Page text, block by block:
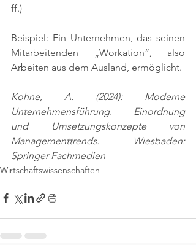
ff.)
Beispiel: Ein Unternehmen, das seinen
Mitarbeitenden „Workation“, also
Arbeiten aus dem Ausland, ermöglicht.
Kohne, A. (2024): Moderne
Unternehmensführung. Einordnung
und Umsetzungskonzepte von
Managementtrends. Wiesbaden:
Springer Fachmedien
Wirtschaftswissenschaften